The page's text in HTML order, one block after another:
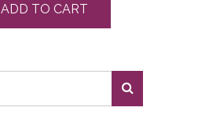
ADD TO CART